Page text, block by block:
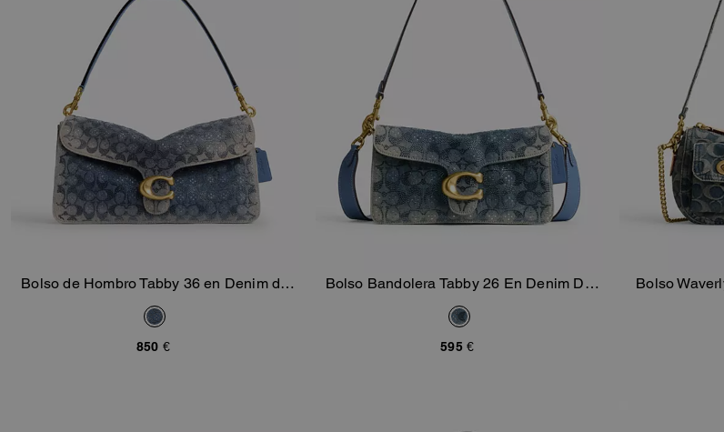
Añadir A La Cesta
Bolso de Hombro Tabby 36 en Denim de
Algodón Regenerado con Signature de
Cristal
850 €
Añadir A La Cesta
Bolso Bandolera Tabby 26 En Denim De
Algodón Regenerado Con Signature De
Cristal
595 €
Bolso